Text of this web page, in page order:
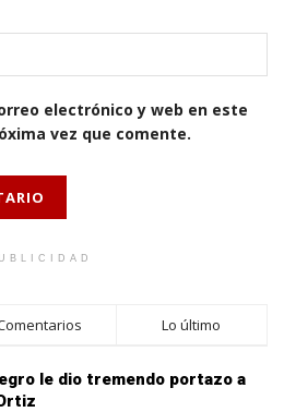
electrónico y web en este
vez que comente.
Lo último
le dio tremendo portazo a